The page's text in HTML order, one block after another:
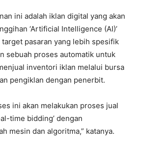
ini adalah iklan digital yang akan
‘Artificial Intelligence (AI)’
pasaran yang lebih spesifik
sebuah proses automatik untuk
inventori iklan melalui bursa
pengiklan dengan penerbit.
ini akan melakukan proses jual
time bidding’ dengan
mesin dan algoritma,” katanya.